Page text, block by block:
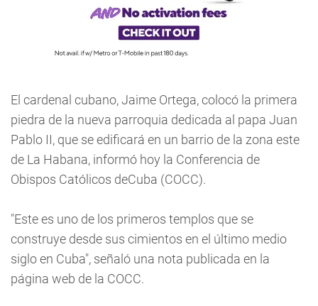
El cardenal cubano, Jaime Ortega, colocó la primera
piedra de la nueva parroquia dedicada al papa Juan
Pablo II, que se edificará en un barrio de la zona este
de La Habana, informó hoy la Conferencia de
Obispos Católicos deCuba (COCC).
"Este es uno de los primeros templos que se
construye desde sus cimientos en el último medio
siglo en Cuba", señaló una nota publicada en la
página web de la COCC.